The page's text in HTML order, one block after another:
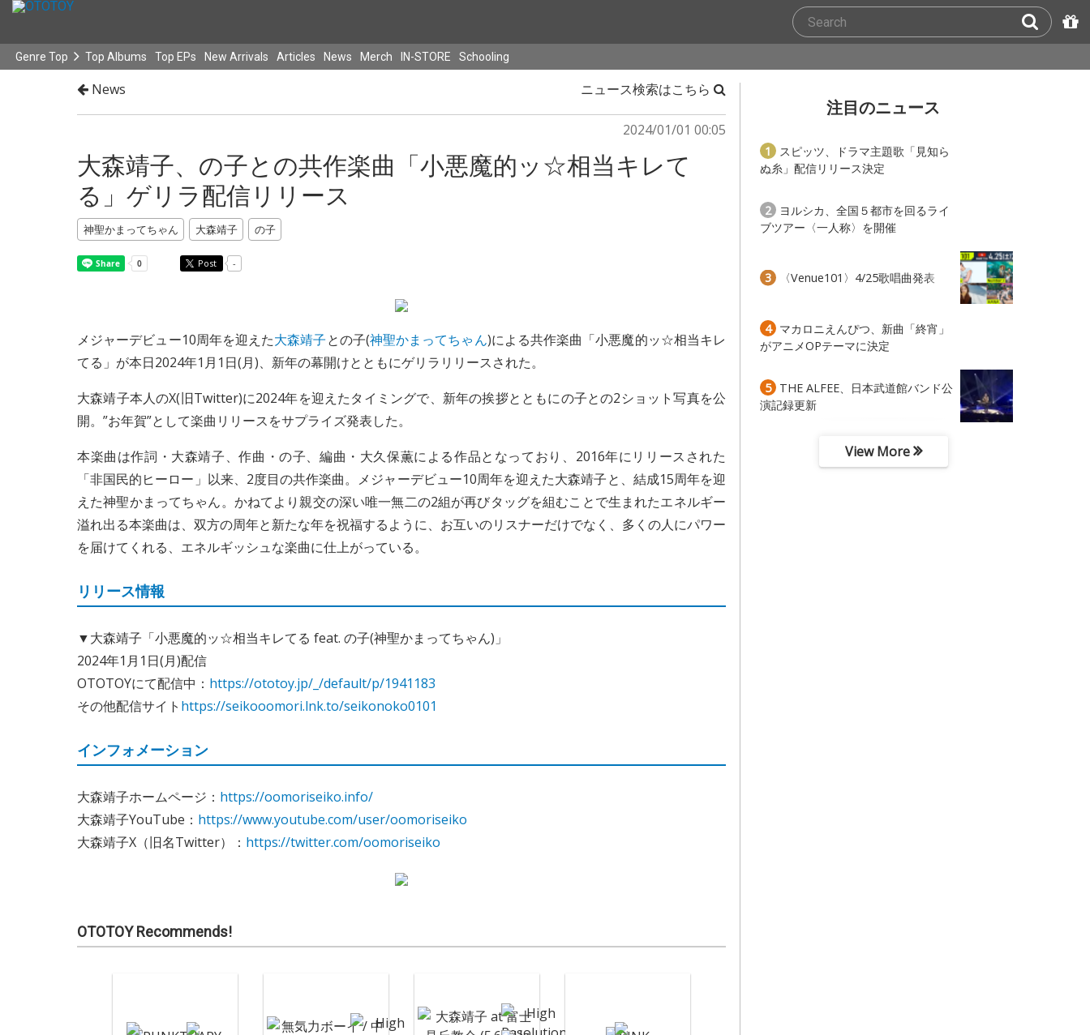
Genre Top Top Albums Top EPs New Arrivals Articles News Merch IN-STORE Schooling
News ニュース検索はこちら
2024/01/01 00:05
大森靖子、の子との共作楽曲「小悪魔的ッ☆相当キレて
る」ゲリラ配信リリース
神聖かまってちゃん 大森靖子 の子
Post -
メジャーデビュー10周年を迎えた大森靖子との子(神聖かまってちゃん)による共作楽曲「小悪魔的ッ☆相当キレ
てる」が本日2024年1月1日(月)、新年の幕開けとともにゲリラリリースされた。
大森靖子本人のX(旧Twitter)に2024年を迎えたタイミングで、新年の挨拶とともにの子との2ショット写真を公
開。”お年賀”として楽曲リリースをサプライズ発表した。
本楽曲は作詞・大森靖子、作曲・の子、編曲・大久保薫による作品となっており、2016年にリリースされた
「非国民的ヒーロー」以来、2度目の共作楽曲。メジャーデビュー10周年を迎えた⼤森靖⼦と、結成15周年を迎
えた神聖かまってちゃん。かねてより親交の深い唯⼀無⼆の2組が再びタッグを組むことで⽣まれたエネルギー
溢れ出る本楽曲は、双⽅の周年と新たな年を祝福するように、お互いのリスナーだけでなく、多くの⼈にパワー
を届けてくれる、エネルギッシュな楽曲に仕上がっている。
リリース情報
▼大森靖子「小悪魔的ッ☆相当キレてる feat. の子(神聖かまってちゃん)」
2024年1月1日(月)配信
OTOTOYにて配信中： https://ototoy.jp/_/default/p/1941183
その他配信サイト https://seikooomori.lnk.to/seikonoko0101
インフォメーション
大森靖子ホームページ： https://oomoriseiko.info/
大森靖子YouTube： https://www.youtube.com/user/oomoriseiko
大森靖子X（旧名Twitter）： https://twitter.com/oomoriseiko
OTOTOY Recommends!
注目のニュース
1
ぬ糸」配信リリース決定
2
ブツアー〈一人称〉を開催
3 〈Venue101〉4/25歌唱曲発表
4
がアニメOPテーマに決定
5
演記録更新
View More